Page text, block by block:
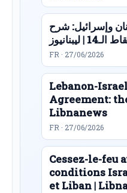
وإسرائيل: شرح
| ليبنانيوز
FR · 27/06/2026
Lebanon-
Agreement:
Libnanews
FR · 27/06/2026
Cessez-le-feu
conditions
et Liban |